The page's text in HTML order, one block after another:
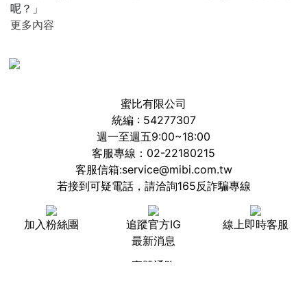
呢？」
更多內容
蜜比有限公司
統編 : 54277307
週一至週五9:00~18:00
客服專線：02-22180215
客服信箱:service@mibi.com.tw
若接到可疑電話，請洽詢165反詐騙專線
加入粉絲團 追蹤官方IG
線上即時客服
最新消息
實體通路